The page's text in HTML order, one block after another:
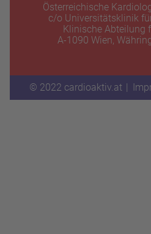
Österreichische
c/o Universitätsklinik
Klinische Abteilung
A-1090 Wien,
© 2022 cardioaktiv.at